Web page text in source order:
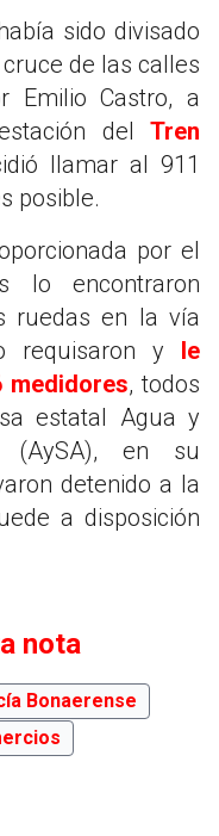
sido divisado
de las calles
Emilio Castro, a
del Tren
llamar al 911
posible.
por el
lo encontraron
ruedas en la vía
requisaron y le
medidores, todos
estatal Agua y
(AySA), en su
detenido a la
a disposición
nota
Bonaerense